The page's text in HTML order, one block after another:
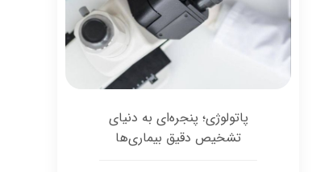
پاتولوژی؛ پنجره‌ای به دنیای
تشخیص دقیق بیماری‌ها